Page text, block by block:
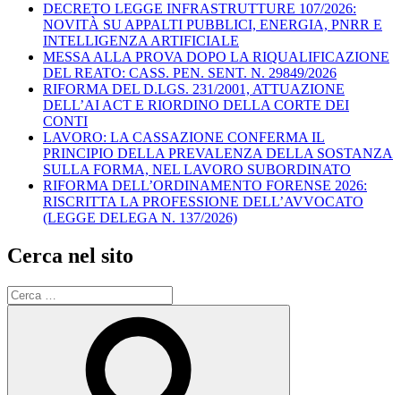
DECRETO LEGGE INFRASTRUTTURE 107/2026:
NOVITÀ SU APPALTI PUBBLICI, ENERGIA, PNRR E
INTELLIGENZA ARTIFICIALE
MESSA ALLA PROVA DOPO LA RIQUALIFICAZIONE
DEL REATO: CASS. PEN. SENT. N. 29849/2026
RIFORMA DEL D.LGS. 231/2001, ATTUAZIONE
DELL’AI ACT E RIORDINO DELLA CORTE DEI
CONTI
LAVORO: LA CASSAZIONE CONFERMA IL
PRINCIPIO DELLA PREVALENZA DELLA SOSTANZA
SULLA FORMA, NEL LAVORO SUBORDINATO
RIFORMA DELL’ORDINAMENTO FORENSE 2026:
RISCRITTA LA PROFESSIONE DELL’AVVOCATO
(LEGGE DELEGA N. 137/2026)
Cerca nel sito
Cerca: